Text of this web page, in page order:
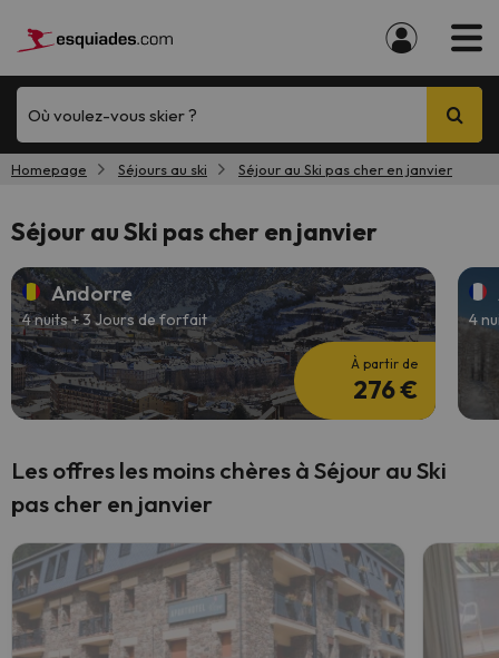
Où voulez-vous skier ?
Homepage Séjours au ski Séjour au Ski pas cher en janvier
Séjour au Ski pas cher en janvier
Andorre
4 nuits + 3 Jours de forfait
À partir de
276 €
4
Les offres les moins chères à Séjour au Ski
pas cher en janvier